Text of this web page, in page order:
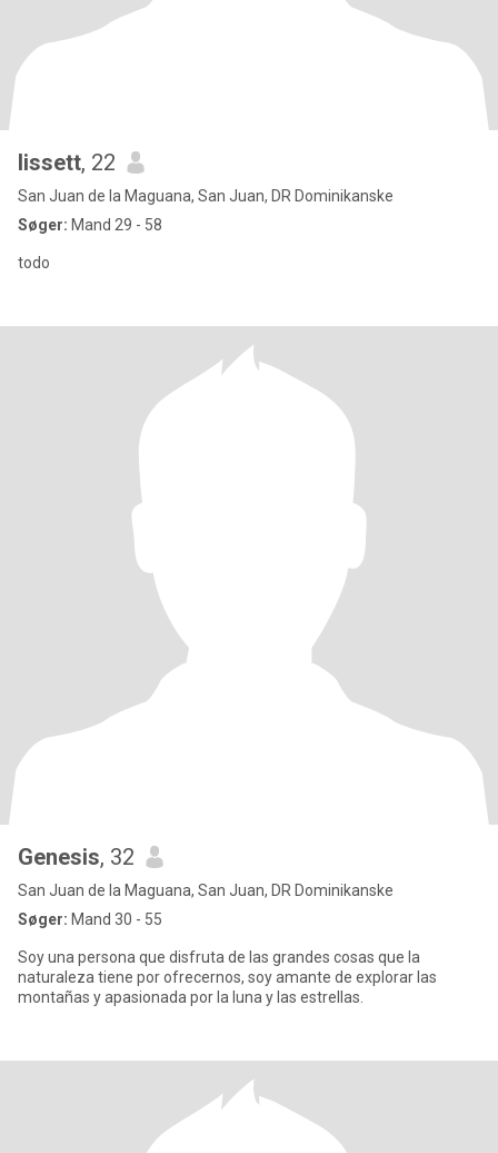
lissett, 22
San Juan de la Maguana, San Juan, DR Dominikanske
Søger: Mand 29 - 58
todo
Genesis, 32
San Juan de la Maguana, San Juan, DR Dominikanske
Søger: Mand 30 - 55
Soy una persona que disfruta de las grandes cosas que la
naturaleza tiene por ofrecernos, soy amante de explorar las
montañas y apasionada por la luna y las estrellas.